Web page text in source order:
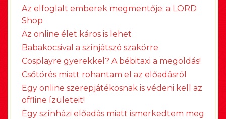
Az elfoglalt emberek megmentője: a LORD
Shop
Az online élet káros is lehet
Babakocsival a színjátszó szakörre
Cosplayre gyerekkel? A bébitaxi a megoldás!
Csőtörés miatt rohantam el az előadásról
Egy online szerepjátékosnak is védeni kell az
offline ízületeit!
Egy színházi előadás miatt ismerkedtem meg